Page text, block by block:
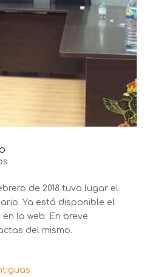
de 2018 tuvo lugar el
Ya está disponible el
la web. En breve
del mismo.